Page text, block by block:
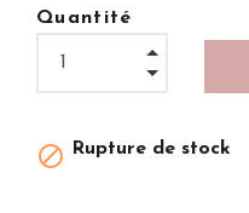
Quantité
 Rupture de stock